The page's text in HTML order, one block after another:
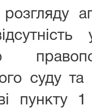
суду
пункту